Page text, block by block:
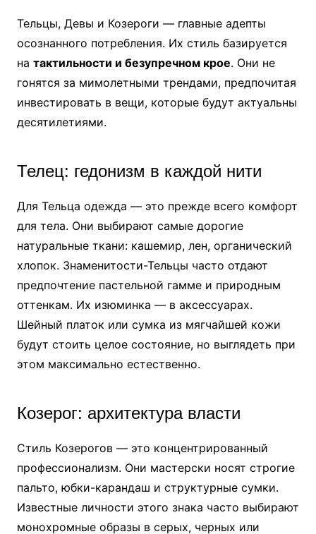
Тельцы, Девы и Козероги — главные адепты
осознанного потребления. Их стиль базируется
на тактильности и безупречном крое. Они не
гонятся за мимолетными трендами, предпочитая
инвестировать в вещи, которые будут актуальны
десятилетиями.
Телец: гедонизм в каждой нити
Для Тельца одежда — это прежде всего комфорт
для тела. Они выбирают самые дорогие
натуральные ткани: кашемир, лен, органический
хлопок. Знаменитости-Тельцы часто отдают
предпочтение пастельной гамме и природным
оттенкам. Их изюминка — в аксессуарах.
Шейный платок или сумка из мягчайшей кожи
будут стоить целое состояние, но выглядеть при
этом максимально естественно.
Козерог: архитектура власти
Стиль Козерогов — это концентрированный
профессионализм. Они мастерски носят строгие
пальто, юбки-карандаш и структурные сумки.
Известные личности этого знака часто выбирают
монохромные образы в серых, черных или